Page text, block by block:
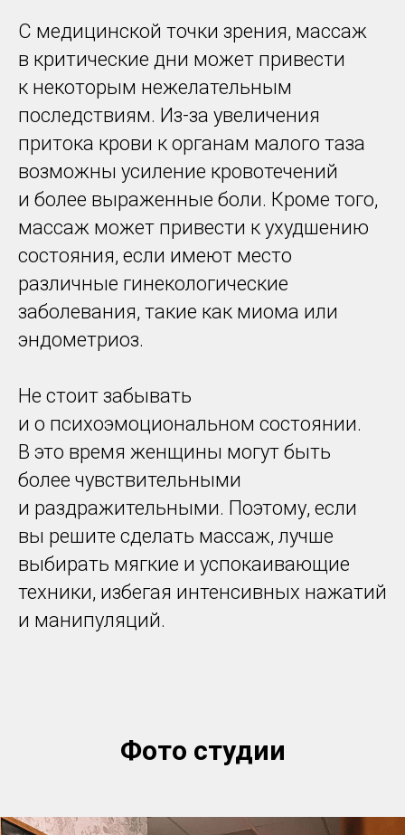
С медицинской точки зрения, массаж
в критические дни может привести
к некоторым нежелательным
последствиям. Из-за увеличения
притока крови к органам малого таза
возможны усиление кровотечений
и более выраженные боли. Кроме того,
массаж может привести к ухудшению
состояния, если имеют место
различные гинекологические
заболевания, такие как миома или
эндометриоз.
Не стоит забывать
и о психоэмоциональном состоянии.
В это время женщины могут быть
более чувствительными
и раздражительными. Поэтому, если
вы решите сделать массаж, лучше
выбирать мягкие и успокаивающие
техники, избегая интенсивных нажатий
и манипуляций.
Фото студии